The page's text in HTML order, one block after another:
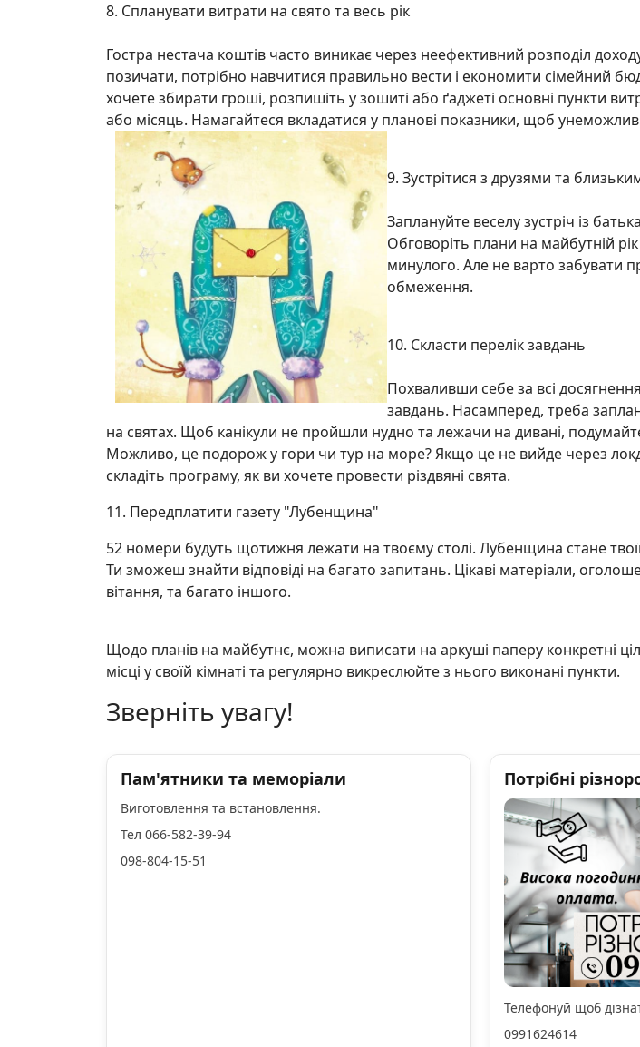
8. Спланувати витрати на свято та весь рік
Гостра нестача коштів часто виникає через неефективний розподіл
позичати, потрібно навчитися правильно вести і економити сімейний
хочете збирати гроші, розпишіть у зошиті або ґаджеті основні пункти
або місяць. Намагайтеся вкладатися у планові показники, щоб
9. Зустрітися з друзями та
Заплануйте веселу зустріч із
Обговоріть плани на майбутній
минулого. Але не варто забувати
обмеження.
10. Скласти перелік завдань
Похваливши себе за всі
завдань. Насамперед, треба
на святах. Щоб канікули не пройшли нудно та лежачи на дивані,
Можливо, це подорож у гори чи тур на море? Якщо це не вийде через
складіть програму, як ви хочете провести різдвяні свята.
11. Передплатити газету "Лубенщина"
52 номери будуть щотижня лежати на твоєму столі. Лубенщина стане
Ти зможеш знайти відповіді на багато запитань. Цікаві матеріали,
вітання, та багато іншого.
Щодо планів на майбутнє, можна виписати на аркуші паперу конкретні
місці у своїй кімнаті та регулярно викреслюйте з нього виконані пункти.
Зверніть увагу!
Пам'ятники та меморіали
Виготовлення та встановлення.
Тел 066-582-39-94
098-804-15-51
Потрібні
Телефонуй щоб
0991624614